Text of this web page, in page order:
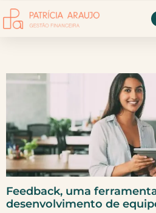
Feedback, uma
desenvolvimento de